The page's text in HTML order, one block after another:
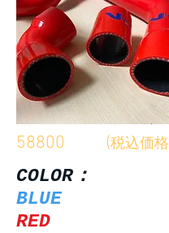
58800 (税込価格
COLOR：
BLUE
RED